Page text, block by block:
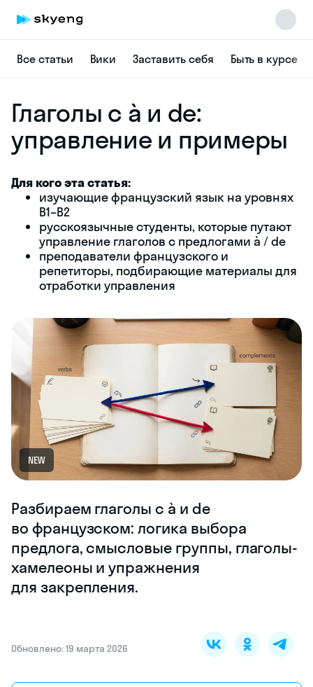
Все статьи Вики Заставить себя Быть в курсе
Глаголы с à и de:
управление и примеры
Для кого эта статья:
изучающие французский язык на уровнях
B1–B2
русскоязычные студенты, которые путают
управление глаголов с предлогами à / de
преподаватели французского и
репетиторы, подбирающие материалы для
отработки управления
NEW
Разбираем глаголы с à и de
во французском: логика выбора
предлога, смысловые группы, глаголы-
хамелеоны и упражнения
для закрепления.
Обновлено: 19 марта 2026
Skyeng Chat
online